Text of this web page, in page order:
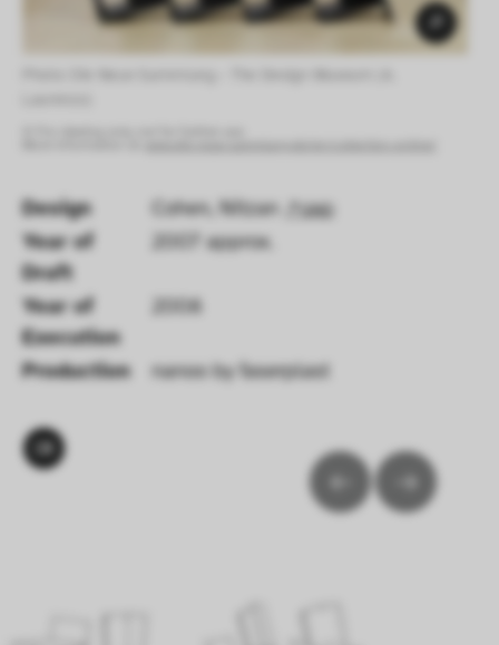
Design Cohen, Nitzan GND
Year of
Draft
2007 approx.
Year of
Execution
2008
Production nanoo by faserplast